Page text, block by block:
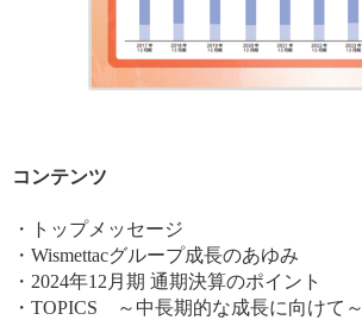
コンテンツ
・トップメッセージ
・Wismettacグループ成長のあゆみ
・2024年12月期 通期決算のポイント
・TOPICS ～中長期的な成長に向けて～